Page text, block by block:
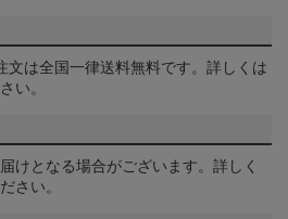
文は全国一律送料無料です。詳しくは
い。
けとなる場合がございます。詳しく
さい。